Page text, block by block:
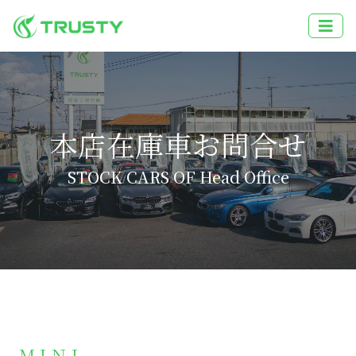
本店在庫車お問合せ
STOCK CARS OF Head Office